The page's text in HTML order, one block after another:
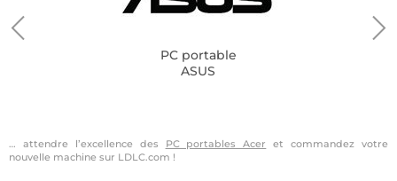
PC portable
ASUS
… attendre l’excellence des PC portables Acer et commandez votre
nouvelle machine sur LDLC.com !